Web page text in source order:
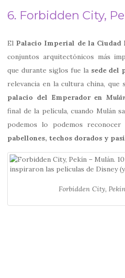
6. Forbidden City,
El Palacio Imperial de la Ciudad
conjuntos arquitectónicos más
que durante siglos fue lasede del
relevancia en la cultura china, que
palacio del Emperador en
final de la película, cuando Mulán
podemos lo podemos
pabellones, techos dorados y
Forbidden City,